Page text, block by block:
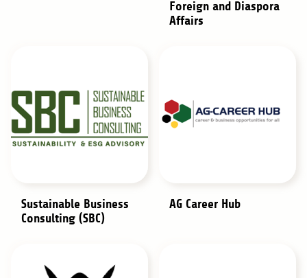
Foreign and Diaspora
Affairs
Sustainable Business
Consulting (SBC)
AG Career Hub